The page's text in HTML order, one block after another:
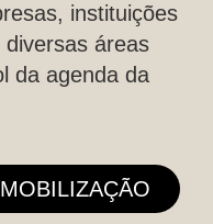
instituições
áreas
da agenda da